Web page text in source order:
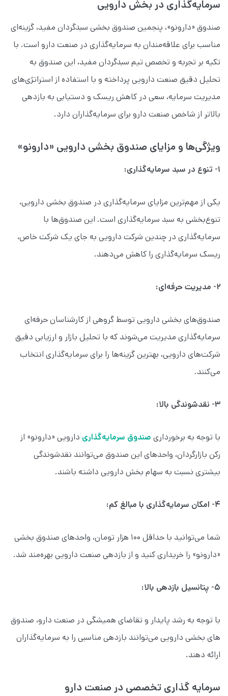
سرمایه‌گذاری در بخش دارویی
صندوق «دارونو»، پنجمین صندوق بخشی سبدگردان مفید، گزینه‌ای
مناسب برای علاقه‌مندان به سرمایه‌گذاری در صنعت دارو است. با
تکیه بر تجربه و تخصص تیم سبدگردان مفید، این صندوق به
تحلیل دقیق صنعت دارویی پرداخته و با استفاده از استراتژی‌های
مدیریت سرمایه، سعی در کاهش ریسک و دستیابی به بازدهی
بالاتر از شاخص صنعت دارو برای سرمایه‌گذاران دارد.
ویژگی‌ها و مزایای صندوق بخشی دارویی «دارونو»
۱- تنوع در سبد سرمایه‌گذاری:
یکی از مهم‌ترین مزایای سرمایه‌گذاری در صندوق بخشی دارویی،
تنوع‌بخشی به سبد سرمایه‌گذاری است. این صندوق‌ها با
سرمایه‌گذاری در چندین شرکت دارویی به جای یک شرکت خاص،
ریسک سرمایه‌گذاری را کاهش می‌دهند.
۲- مدیریت حرفه‌ای:
صندوق‌های بخشی دارویی توسط گروهی از کارشناسان حرفه‌ای
سرمایه‌گذاری مدیریت می‌شوند که با تحلیل بازار و ارزیابی دقیق
شرکت‌های دارویی، بهترین گزینه‌ها را برای سرمایه‌گذاری انتخاب
می‌کنند.
۳- نقدشوندگی بالا:
با توجه به برخورداری صندوق سرمایه‌گذاری دارویی «دارونو» از
رکن بازارگردان، واحدهای این صندوق می‌توانند نقدشوندگی
بیشتری نسبت به سهام بخش دارویی داشته باشند.
۴- امکان سرمایه‌گذاری با مبالغ کم:
شما می‌توانید با حداقل ۱۰۰ هزار تومان،‌ واحدهای صندوق بخشی
«دارونو» را خریداری کنید و از بازدهی صنعت دارویی بهره‌مند شد.
۵- پتانسیل بازدهی بالا:
با توجه به رشد پایدار و تقاضای همیشگی در صنعت دارو، صندوق
های بخشی دارویی می‌توانند بازدهی مناسبی را به سرمایه‌گذاران
ارائه دهند.
سرمایه گذاری تخصصی در صنعت دارو